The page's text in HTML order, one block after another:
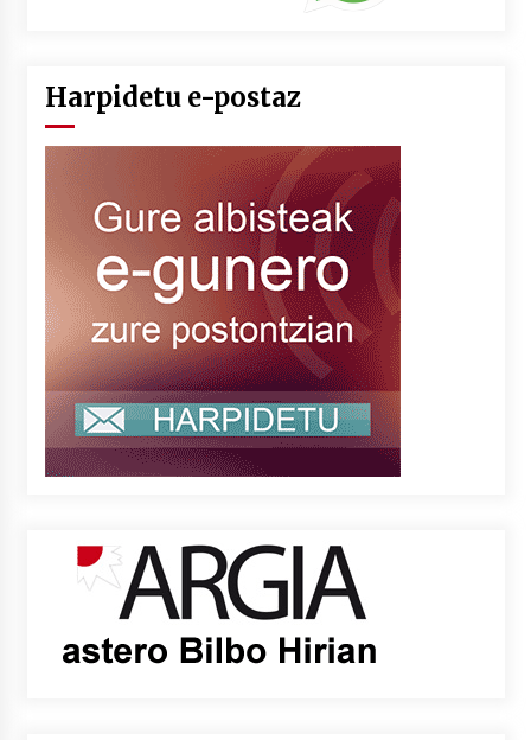
Harpidetu e-postaz